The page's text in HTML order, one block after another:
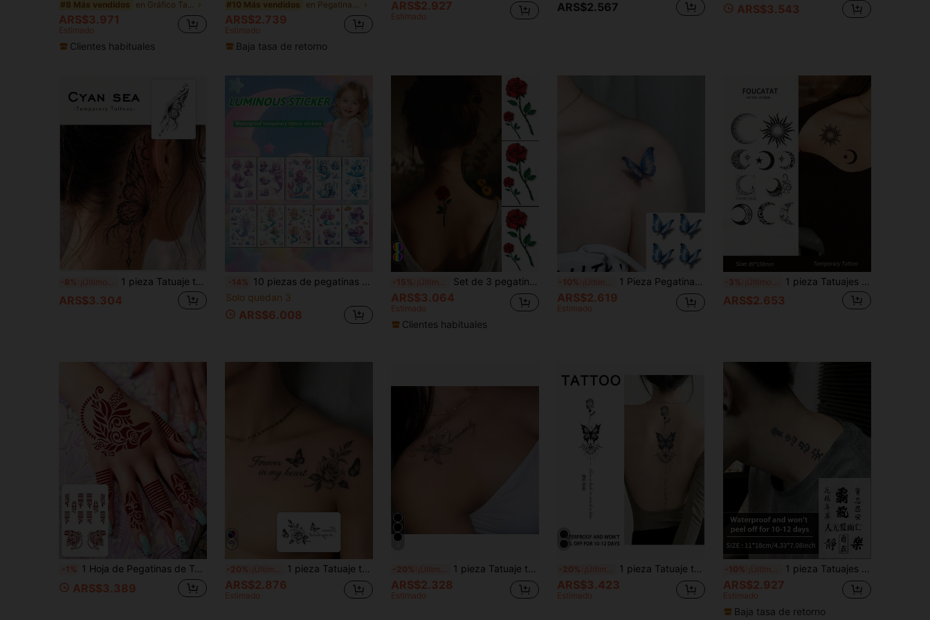
#8 Más vendidos
ARS$3.971
Estimado
Clientes habituales
#10 Más vendidos
ARS$2.739
Estimado
Baja tasa de retorno
ARS$2.927
Estimado
ARS$2.567 ARS$3.543
-8% ¡Últimos 3 días 1 pieza Tatuaje temporal vertical largo de estilo oscuro con mariposa de ala fina, luna, estrella y borla, tatuaje falso para regalos de despedida de soltera, festivales de música, juegos & regalos de graduación, dura 3-5 días
ARS$3.304
-14% 10 piezas de pegatinas de tatuajes temporales para niños, patrón de sirena de dibujos animados, que brillan en la oscuridad, impermeables, desechables, adecuadas para la cara, brazos, cintura, pecho, piernas, abdomen, cuello, manos, dedos, espalda de los niños, perfectas para fiestas de baile, actuaciones en el escenario, arte corporal moderno
Solo quedan 3
ARS$6.008
-15% ¡Últimos 3 días Set de 3 pegatinas tatuajes temporales de rosas rojas 3D, tatuajes falsos impermeables que duran de 2 a 5 días, adecuados para mujeres y hombres, para cubrir cicatrices, se pueden usar en brazos, muñecas, hombros, piernas, cintura, cuello, manos, pecho, muslos, dedos
ARS$3.064
Estimado
Clientes habituales
-10% ¡Últimos 3 días 1 Pieza Pegatina De Tatuaje Temporal Lavable Con Mariposa 3d En Azul Vivo Con Patrón, Impermeable Y A Prueba De Sudor, Adecuada Para Personas Con Estilo Para Su Uso Diario,tatuajes maquina para tatuar tatuajes falsos
ARS$2.619
Estimado
-3% ¡Últimos 3 días 1 pieza Tatuajes temporales con diseño de luna y estrellas para mujeres y hombres, tatuajes falsos impermeables con diseño de sol para decoración de mano, muñeca y Body, tatuajes desechables impermeables
ARS$2.653
-1% 1 Hoja de Pegatinas de Tatuaje Temporal de Henna Abstracta con Remolinos Color Burdeos Impermeable, Banda de Dedo a Rayas & Pegatinas de Transferencia de Mehndi Floral Simétrico, Tatuajes Falsos de Larga Duración para Boda Nupcial Playa Vacaciones Fiesta Decoración de Arte Corporal en Palma de la Mano
ARS$3.389
-20% 1 pieza Tatuaje temporal vintage romántico y a prueba de agua de moda, pegatina de tatuaje falso de línea de mariposa rosa, adecuado para personas
ARS$2.876
Estimado
-20% 1 pieza Tatuaje temporal minimalista de flor de lirio, arte corporal de patrón fresco y simple adecuado para mujeres y hombres, cuello/muñeca
ARS$2.328
Estimado
-20% 1 pieza Tatuaje temporal falso de la columna vertebral Tatuajes semipermanentes Tatuaje de mariposa rosa Resistente al agua y al sudor Dura de 1 a 2 semanas Realista Jugo de hierbas Antifricción No reflectante Negro para mujer y hombre Pegatinas de tatuaje para brazo, pecho, pierna, abdomen
ARS$3.423
Estimado
-10% 1 pieza Tatuajes temporales de caracteres chinos, tatuaje semipermanente, resistente al agua y al sudor, dura de 1 a 2 semanas, realista, jugo de hierbas, antifricción, sin reflejos, falso negro, tatuajes falsos para mujeres y hombres, pegatinas de tatuaje para brazo, pecho, pierna
ARS$2.927
Estimado
Baja tasa de retorno